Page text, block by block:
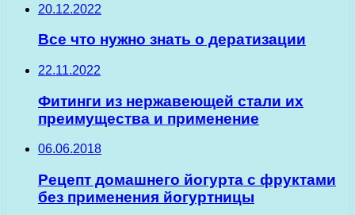
20.12.2022
Все что нужно знать о дератизации
22.11.2022
Фитинги из нержавеющей стали их
преимущества и применение
06.06.2018
Рецепт домашнего йогурта с фруктами
без применения йогуртницы